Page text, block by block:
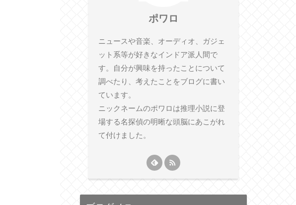
ポワロ
ニュースや音楽、オーディオ、ガジェ
ット系等が好きなインドア派人間で
す。自分が興味を持ったことについて
調べたり、考えたことをブログに書い
ています。
ニックネームのポワロは推理小説に登
場する名探偵の明晰な頭脳にあこがれ
て付けました。